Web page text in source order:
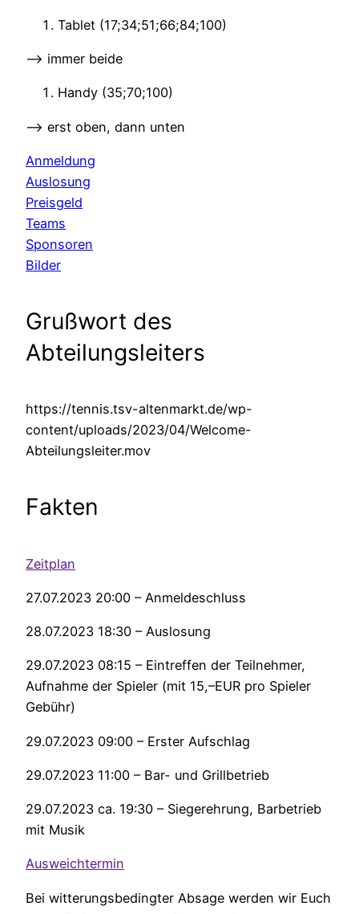
Tablet (17;34;51;66;84;100)
–> immer beide
Handy (35;70;100)
–> erst oben, dann unten
Anmeldung
Auslosung
Preisgeld
Teams
Sponsoren
Bilder
Grußwort des
Abteilungsleiters
https://tennis.tsv-altenmarkt.de/wp-
content/uploads/2023/04/Welcome-
Abteilungsleiter.mov
Fakten
Zeitplan
27.07.2023 20:00 – Anmeldeschluss
28.07.2023 18:30 – Auslosung
29.07.2023 08:15 – Eintreffen der Teilnehmer,
Aufnahme der Spieler (mit 15,–EUR pro Spieler
Gebühr)
29.07.2023 09:00 – Erster Aufschlag
29.07.2023 11:00 – Bar- und Grillbetrieb
29.07.2023 ca. 19:30 – Siegerehrung, Barbetrieb
mit Musik
Ausweichtermin
Bei witterungsbedingter Absage werden wir Euch